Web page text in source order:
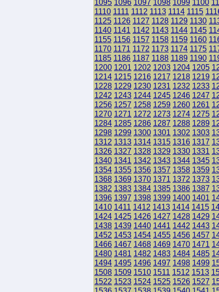
1095 1096 1097 1098 1099 1100
1110 1111 1112 1113 1114 1115
1125 1126 1127 1128 1129 1130
1140 1141 1142 1143 1144 1145
1155 1156 1157 1158 1159 1160
1170 1171 1172 1173 1174 1175
1185 1186 1187 1188 1189 1190
1200 1201 1202 1203 1204 1205
1214 1215 1216 1217 1218 1219
1228 1229 1230 1231 1232 1233
1242 1243 1244 1245 1246 1247
1256 1257 1258 1259 1260 1261
1270 1271 1272 1273 1274 1275
1284 1285 1286 1287 1288 1289
1298 1299 1300 1301 1302 1303
1312 1313 1314 1315 1316 1317
1326 1327 1328 1329 1330 1331
1340 1341 1342 1343 1344 1345
1354 1355 1356 1357 1358 1359
1368 1369 1370 1371 1372 1373
1382 1383 1384 1385 1386 1387
1396 1397 1398 1399 1400 1401
1410 1411 1412 1413 1414 1415
1424 1425 1426 1427 1428 1429
1438 1439 1440 1441 1442 1443
1452 1453 1454 1455 1456 1457
1466 1467 1468 1469 1470 1471
1480 1481 1482 1483 1484 1485
1494 1495 1496 1497 1498 1499
1508 1509 1510 1511 1512 1513
1522 1523 1524 1525 1526 1527